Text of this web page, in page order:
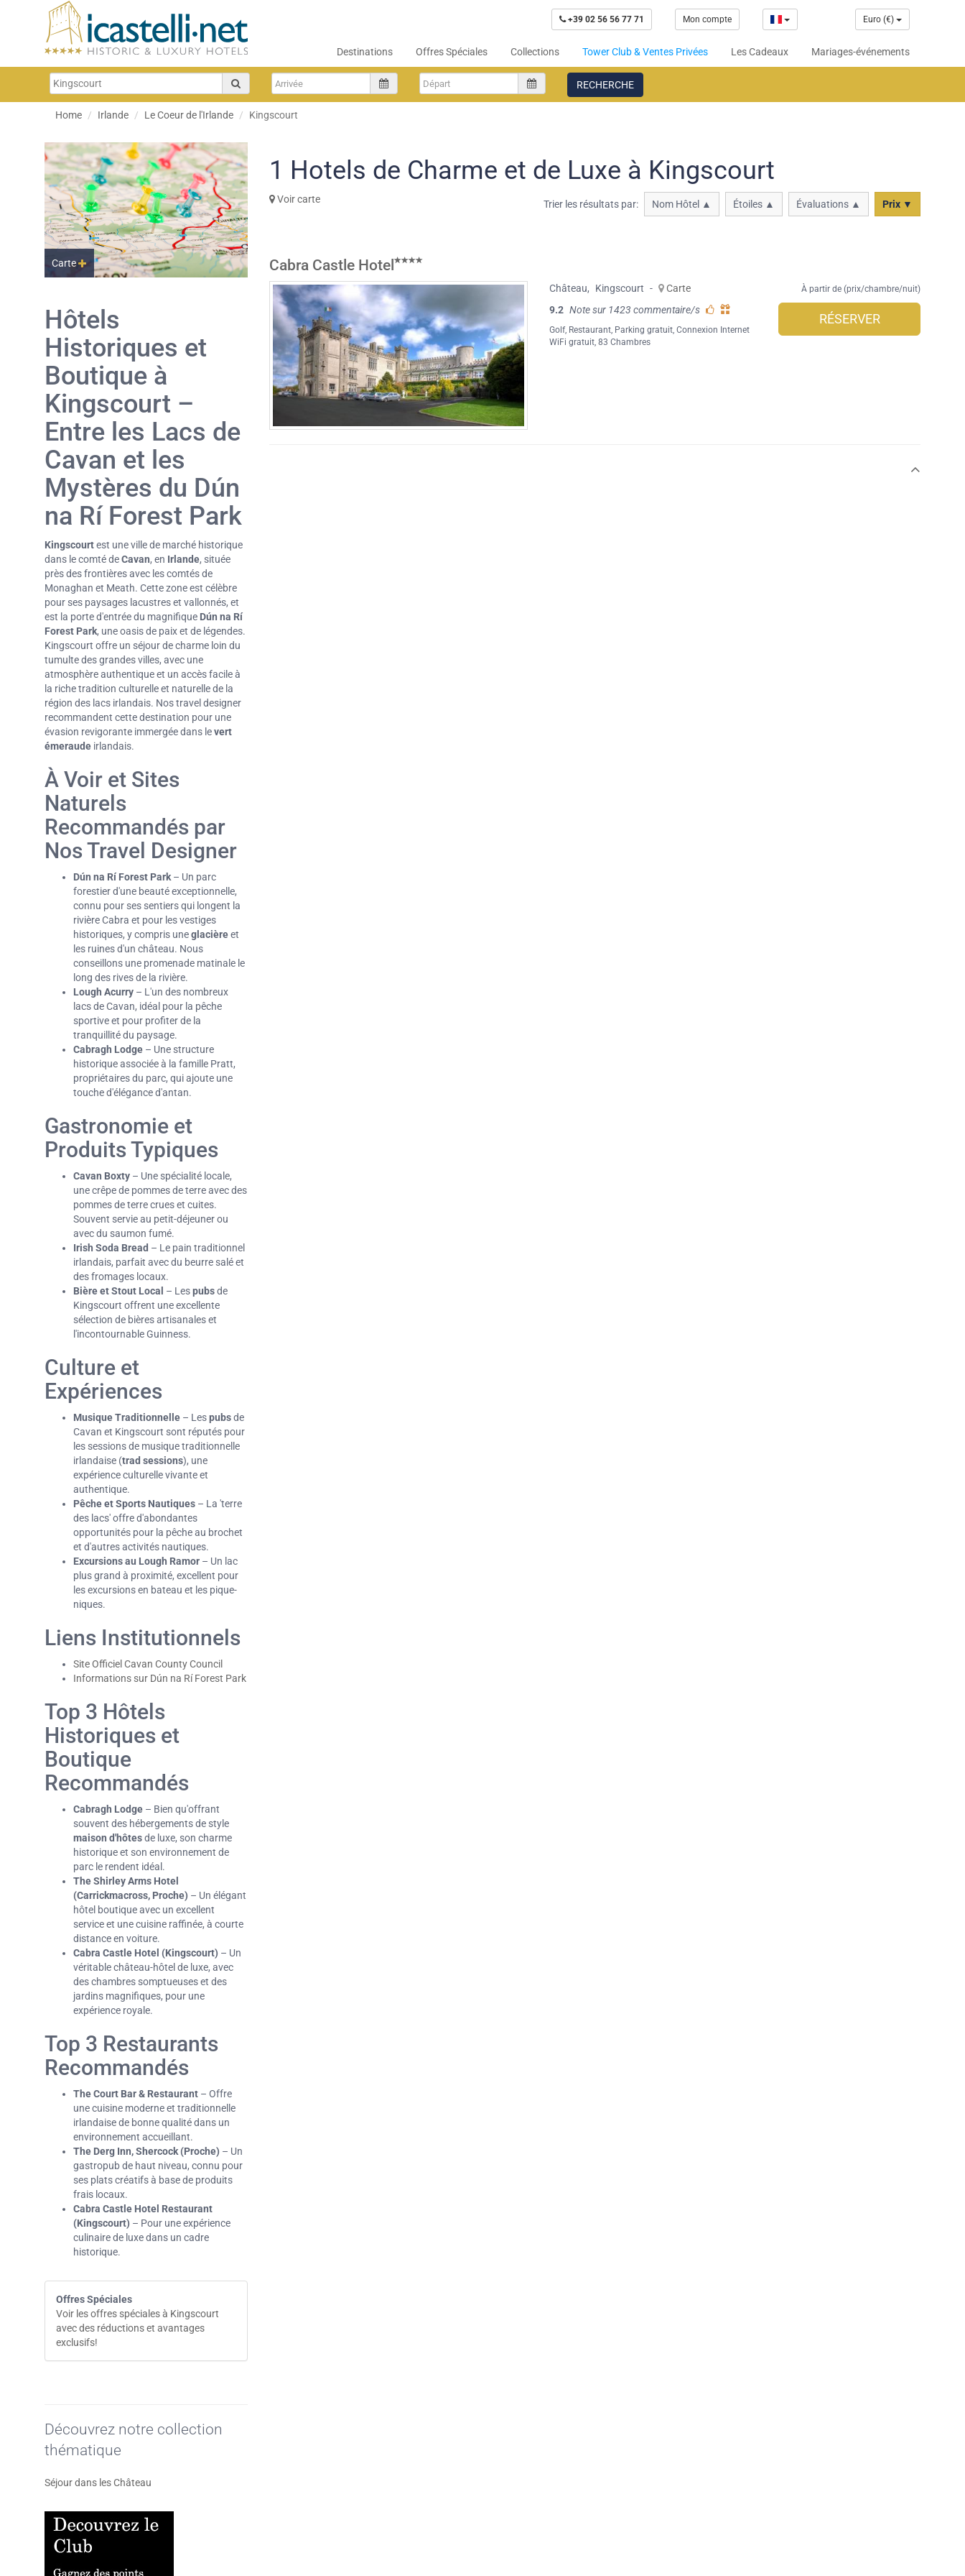
+39 02 56 56 77 71 Mon compte Euro (€)
Destinations Offres Spéciales Collections Tower Club & Ventes Privées Les Cadeaux Mariages-événements
RECHERCHE
Home Irlande Le Coeur de l'Irlande Kingscourt
Carte
Hôtels
Historiques et
Boutique à
Kingscourt –
Entre les Lacs de
Cavan et les
Mystères du Dún
na Rí Forest Park
Kingscourtest une ville de marché historique
dans le comté deCavan, en Irlande, située
près des frontières avec les comtés de
Monaghan et Meath. Cette zone est célèbre
pour ses paysages lacustres et vallonnés, et
est la porte d'entrée du magnifique Dún na Rí
Forest Park, une oasis de paix et de légendes.
Kingscourt offre un séjour de charme loin du
tumulte des grandes villes, avec une
atmosphère authentique et un accès facile à
la riche tradition culturelle et naturelle de la
région des lacs irlandais. Nos travel designer
recommandent cette destination pour une
évasion revigorante immergée dans levert
émeraude irlandais.
À Voir et Sites
Naturels
Recommandés par
Nos Travel Designer
Dún na Rí Forest Park– Un parc
forestier d'une beauté exceptionnelle,
connu pour ses sentiers qui longent la
rivière Cabra et pour les vestiges
historiques, y compris uneglacièreet
les ruines d'un château. Nous
conseillons une promenade matinale le
long des rives de la rivière.
Lough Acurry – L'un des nombreux
lacs de Cavan, idéal pour la pêche
sportive et pour profiter de la
tranquillité du paysage.
Cabragh Lodge – Une structure
historique associée à la famille Pratt,
propriétaires du parc, qui ajoute une
touche d'élégance d'antan.
Gastronomie et
Produits Typiques
Cavan Boxty – Une spécialité locale,
une crêpe de pommes de terre avec des
pommes de terre crues et cuites.
Souvent servie au petit-déjeuner ou
avec du saumon fumé.
Irish Soda Bread – Le pain traditionnel
irlandais, parfait avec du beurre salé et
des fromages locaux.
Bière et Stout Local – Lespubsde
Kingscourt offrent une excellente
sélection de bières artisanales et
l'incontournable Guinness.
Culture et
Expériences
Musique Traditionnelle – Lespubsde
Cavan et Kingscourt sont réputés pour
les sessions de musique traditionnelle
irlandaise (trad sessions), une
expérience culturelle vivante et
authentique.
Pêche et Sports Nautiques – La 'terre
des lacs' offre d'abondantes
opportunités pour la pêche au brochet
et d'autres activités nautiques.
Excursions au Lough Ramor – Un lac
plus grand à proximité, excellent pour
les excursions en bateau et les pique-
niques.
Liens Institutionnels
Site Officiel Cavan County Council
Informations sur Dún na Rí Forest Park
Top 3 Hôtels
Historiques et
Boutique
Recommandés
Cabragh Lodge – Bien qu'offrant
souvent des hébergements de style
maison d'hôtesde luxe, son charme
historique et son environnement de
parc le rendent idéal.
The Shirley Arms Hotel
(Carrickmacross, Proche) – Un élégant
hôtel boutique avec un excellent
service et une cuisine raffinée, à courte
distance en voiture.
Cabra Castle Hotel (Kingscourt) – Un
véritable château-hôtel de luxe, avec
des chambres somptueuses et des
jardins magnifiques, pour une
expérience royale.
Top 3 Restaurants
Recommandés
The Court Bar & Restaurant – Offre
une cuisine moderne et traditionnelle
irlandaise de bonne qualité dans un
environnement accueillant.
The Derg Inn, Shercock (Proche) – Un
gastropub de haut niveau, connu pour
ses plats créatifs à base de produits
frais locaux.
Cabra Castle Hotel Restaurant
(Kingscourt) – Pour une expérience
culinaire de luxe dans un cadre
historique.
Offres Spéciales
Voir les offres spéciales à Kingscourt
avec des réductions et avantages
exclusifs!
Découvrez notre collection
thématique
Séjour dans les Château
1 Hotels de Charme et de Luxe à Kingscourt
Voir carte Trier les résultats par: Nom Hôtel ▲ Étoiles ▲ Évaluations ▲ Prix ▼
Cabra Castle Hotel
Château, Kingscourt -
Carte
9.2 Note sur 1423 commentaire/s
Golf, Restaurant, Parking gratuit,Connexion Internet
WiFi gratuit, 83 Chambres
À partir de (prix/chambre/nuit)
RÉSERVER